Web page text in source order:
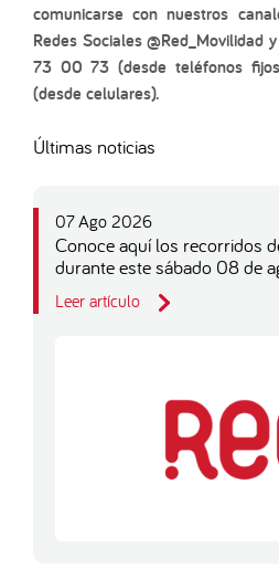
comunicarse con nuestros
Redes Sociales
73 00 73 (desde teléfonos
(desde celulares).
Últimas noticias
07 Ago 2026
Conoce aquí los recorridos
durante este sábado 08 de
Leer artículo